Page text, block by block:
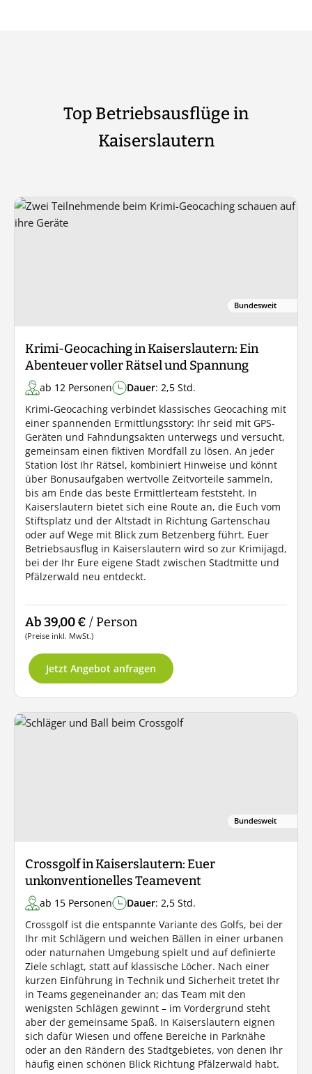
Top Betriebsausflüge in
Kaiserslautern
Bundesweit
Krimi-Geocaching in Kaiserslautern: Ein
Abenteuer voller Rätsel und Spannung
ab 12 Personen Dauer: 2,5 Std.
Krimi-Geocaching verbindet klassisches Geocaching mit
einer spannenden Ermittlungsstory: Ihr seid mit GPS-
Geräten und Fahndungsakten unterwegs und versucht,
gemeinsam einen fiktiven Mordfall zu lösen. An jeder
Station löst Ihr Rätsel, kombiniert Hinweise und könnt
über Bonusaufgaben wertvolle Zeitvorteile sammeln,
bis am Ende das beste Ermittlerteam feststeht. In
Kaiserslautern bietet sich eine Route an, die Euch vom
Stiftsplatz und der Altstadt in Richtung Gartenschau
oder auf Wege mit Blick zum Betzenberg führt. Euer
Betriebsausflug in Kaiserslautern wird so zur Krimijagd,
bei der Ihr Eure eigene Stadt zwischen Stadtmitte und
Pfälzerwald neu entdeckt.
Ab 39,00 € / Person
(Preise inkl. MwSt.)
Jetzt Angebot anfragen
Bundesweit
Crossgolf in Kaiserslautern: Euer
unkonventionelles Teamevent
ab 15 Personen Dauer: 2,5 Std.
Crossgolf ist die entspannte Variante des Golfs, bei der
Ihr mit Schlägern und weichen Bällen in einer urbanen
oder naturnahen Umgebung spielt und auf definierte
Ziele schlagt, statt auf klassische Löcher. Nach einer
kurzen Einführung in Technik und Sicherheit tretet Ihr
in Teams gegeneinander an; das Team mit den
wenigsten Schlägen gewinnt – im Vordergrund steht
aber der gemeinsame Spaß. In Kaiserslautern eignen
sich dafür Wiesen und offene Bereiche in Parknähe
oder an den Rändern des Stadtgebietes, von denen Ihr
häufig einen schönen Blick Richtung Pfälzerwald habt.